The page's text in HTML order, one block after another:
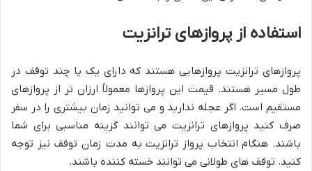
استفاده از پروازهای ترانزیت
پروازهای ترانزیت پروازهایی هستند که دارای یک یا چند توقف در
طول مسیر هستند. قیمت این پروازها معمولاً ارزان تر از پروازهای
مستقیم است. اگر عجله ندارید و می توانید زمان بیشتری را در سفر
صرف کنید پروازهای ترانزیت می توانند گزینه مناسبی برای شما
باشند. هنگام انتخاب پرواز ترانزیت به مدت زمان توقف نیز توجه
کنید. توقف های طولانی می توانند خسته کننده باشند.